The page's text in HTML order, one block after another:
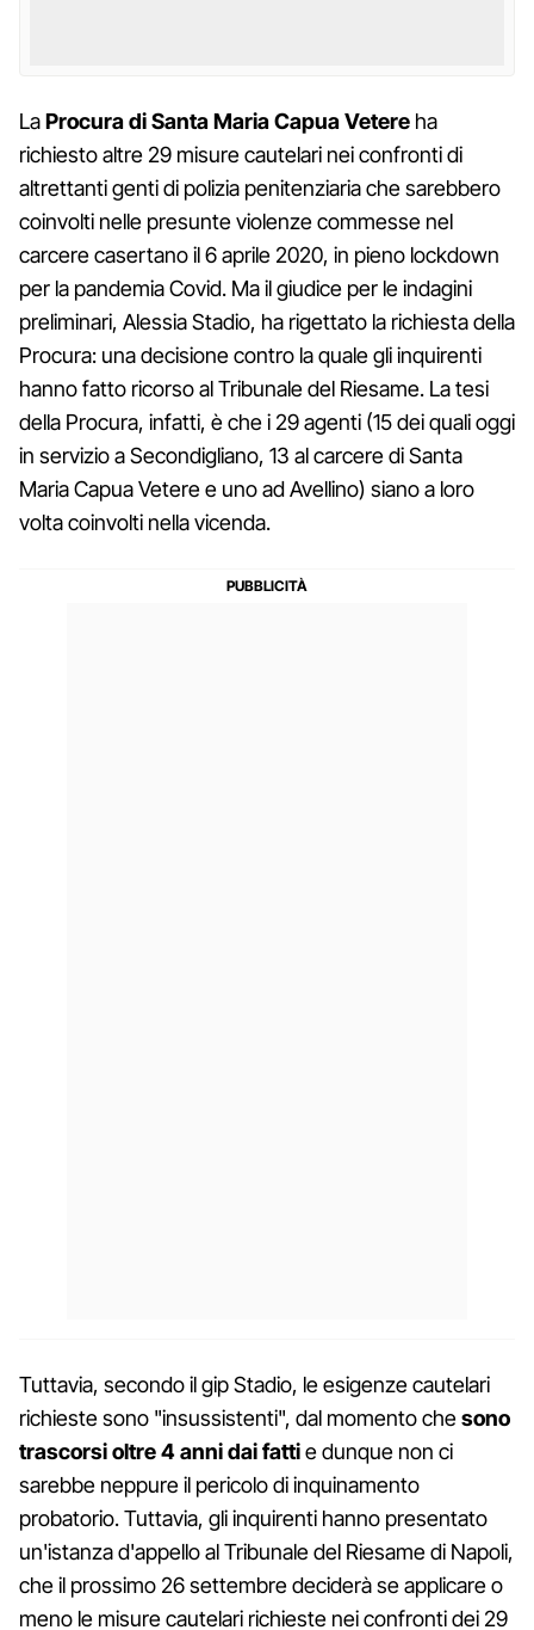
LaProcura di Santa Maria Capua Vetere ha
richiesto altre 29 misure cautelari nei confronti di
altrettanti genti di polizia penitenziaria che sarebbero
coinvolti nelle presunte violenze commesse nel
carcere casertano il 6 aprile 2020, in pieno lockdown
per la pandemia Covid. Ma il giudice per le indagini
preliminari, Alessia Stadio, ha rigettato la richiesta della
Procura: una decisione contro la quale gli inquirenti
hanno fatto ricorso al Tribunale del Riesame. La tesi
della Procura, infatti, è che i 29 agenti (15 dei quali oggi
in servizio a Secondigliano, 13 al carcere di Santa
Maria Capua Vetere e uno ad Avellino) siano a loro
volta coinvolti nella vicenda.
Tuttavia, secondo il gip Stadio, le esigenze cautelari
richieste sono "insussistenti", dal momento chesono
trascorsi oltre 4 anni dai fattie dunque non ci
sarebbe neppure il pericolo di inquinamento
probatorio. Tuttavia, gli inquirenti hanno presentato
un'istanza d'appello al Tribunale del Riesame di Napoli,
che il prossimo 26 settembre deciderà se applicare o
meno le misure cautelari richieste nei confronti dei 29